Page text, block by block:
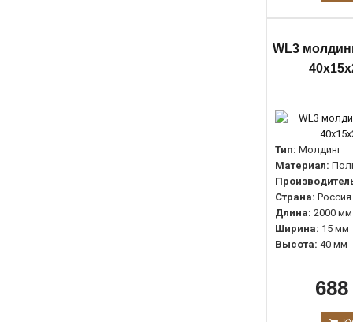
WL3
Тип: Молдинг
Материал:
Страна: Россия
Длина: 2000 мм
Ширина: 15 мм
Высота: 40 мм